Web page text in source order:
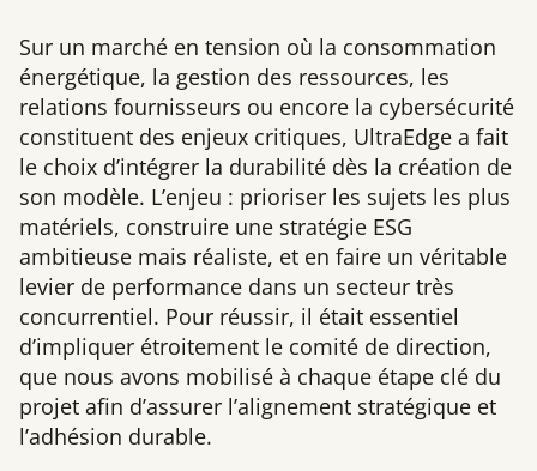
Sur un marché en tension où la consommation
énergétique, la gestion des ressources, les
relations fournisseurs ou encore la cybersécurité
constituent des enjeux critiques, UltraEdge a fait
le choix d’intégrer la durabilité dès la création de
son modèle. L’enjeu : prioriser les sujets les plus
matériels, construire une stratégie ESG
ambitieuse mais réaliste, et en faire un véritable
levier de performance dans un secteur très
concurrentiel. Pour réussir, il était essentiel
d’impliquer étroitement le comité de direction,
que nous avons mobilisé à chaque étape clé du
projet afin d’assurer l’alignement stratégique et
l’adhésion durable.